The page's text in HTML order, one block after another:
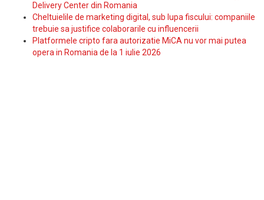
Delivery Center din Romania
Cheltuielile de marketing digital, sub lupa fiscului: companiile
trebuie sa justifice colaborarile cu influencerii
Platformele cripto fara autorizatie MiCA nu vor mai putea
opera in Romania de la 1 iulie 2026